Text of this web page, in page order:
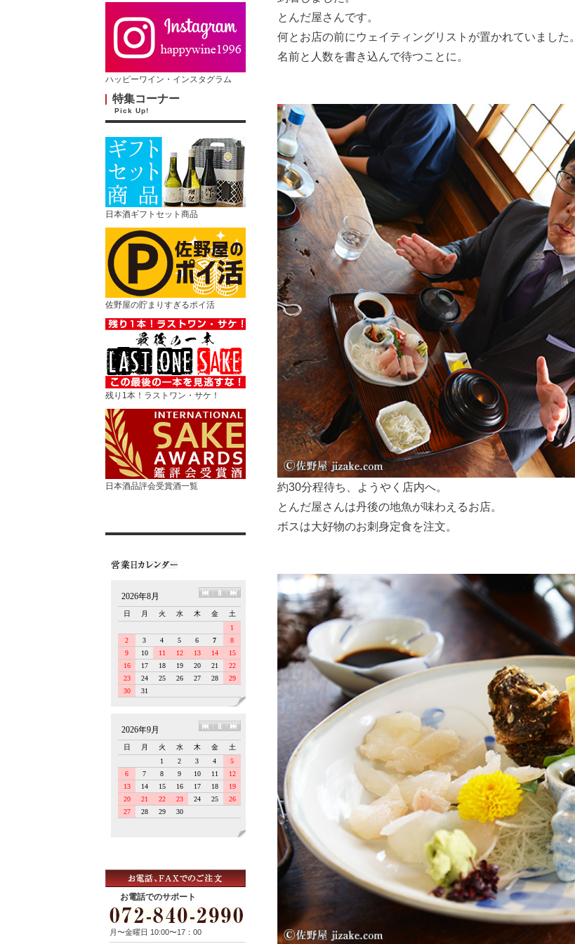
ハッピーワイン・インスタグラム
特集コーナー
Pick Up!
日本酒ギフトセット商品
佐野屋の貯まりすぎるポイ活
残り1本！ラストワン・サケ！
日本酒品評会受賞酒一覧
お電話でのサポート
月〜金曜日 10:00〜17：00
とんだ屋さんです。
何とお店の前にウェイティングリストが置かれていました。
名前と人数を書き込んで待つことに。
約30分程待ち、ようやく店内へ。
とんだ屋さんは丹後の地魚が味わえるお店。
ボスは大好物のお刺身定食を注文。